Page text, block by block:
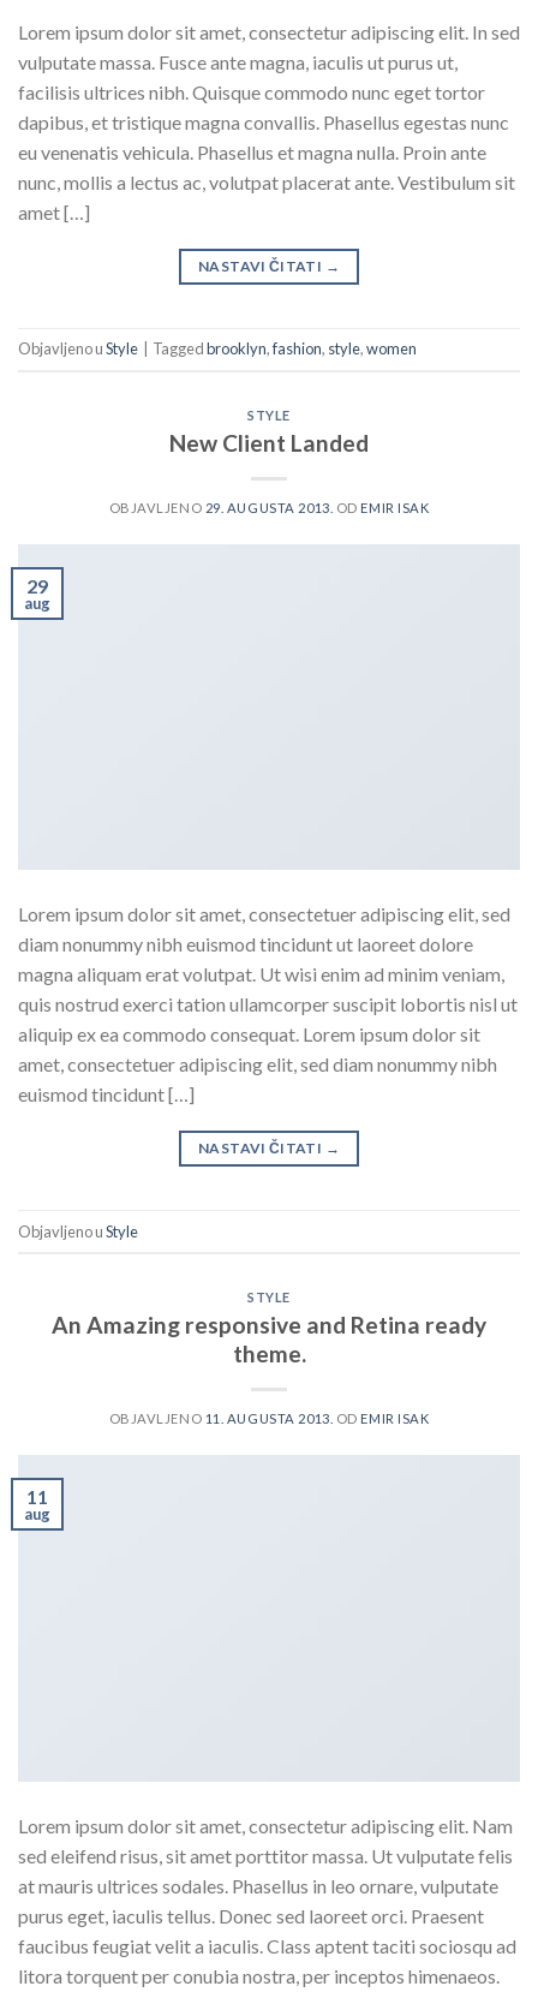
Lorem ipsum dolor sit amet, consectetur adipiscing elit. In sed
vulputate massa. Fusce ante magna, iaculis ut purus ut,
facilisis ultrices nibh. Quisque commodo nunc eget tortor
dapibus, et tristique magna convallis. Phasellus egestas nunc
eu venenatis vehicula. Phasellus et magna nulla. Proin ante
nunc, mollis a lectus ac, volutpat placerat ante. Vestibulum sit
amet […]
NASTAVI ČITATI →
Objavljeno uStyle Taggedbrooklyn,fashion, style,women
STYLE
New Client Landed
OBJAVLJENO 29. AUGUSTA 2013. OD EMIR ISAK
29
aug
Lorem ipsum dolor sit amet, consectetuer adipiscing elit, sed
diam nonummy nibh euismod tincidunt ut laoreet dolore
magna aliquam erat volutpat. Ut wisi enim ad minim veniam,
quis nostrud exerci tation ullamcorper suscipit lobortis nisl ut
aliquip ex ea commodo consequat. Lorem ipsum dolor sit
amet, consectetuer adipiscing elit, sed diam nonummy nibh
euismod tincidunt […]
NASTAVI ČITATI →
Objavljeno uStyle
STYLE
An Amazing responsive and Retina ready
theme.
OBJAVLJENO 11. AUGUSTA 2013. OD EMIR ISAK
11
aug
Lorem ipsum dolor sit amet, consectetur adipiscing elit. Nam
sed eleifend risus, sit amet porttitor massa. Ut vulputate felis
at mauris ultrices sodales. Phasellus in leo ornare, vulputate
purus eget, iaculis tellus. Donec sed laoreet orci. Praesent
faucibus feugiat velit a iaculis. Class aptent taciti sociosqu ad
litora torquent per conubia nostra, per inceptos himenaeos.